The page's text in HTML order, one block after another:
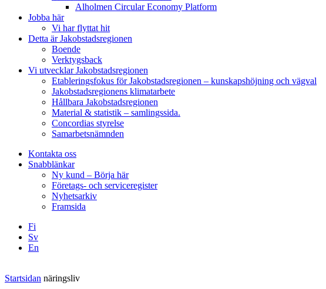
Alholmen Circular Economy Platform
Jobba här
Vi har flyttat hit
Detta är Jakobstadsregionen
Boende
Verktygsback
Vi utvecklar Jakobstadsregionen
Etableringsfokus för Jakobstadsregionen – kunskapshöjning och vägval
Jakobstadsregionens klimatarbete
Hållbara Jakobstadsregionen
Material & statistik – samlingssida.
Concordias styrelse
Samarbetsnämnden
Kontakta oss
Snabblänkar
Ny kund – Börja här
Företags- och serviceregister
Nyhetsarkiv
Framsida
Fi
Sv
En
Startsidan näringsliv